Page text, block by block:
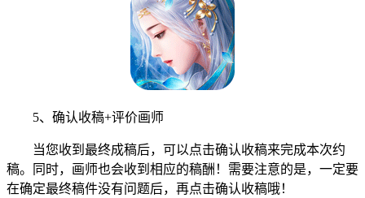
5、确认收稿+评价画师
当您收到最终成稿后，可以点击确认收稿来完成本次约
稿。同时，画师也会收到相应的稿酬！需要注意的是，一定要
在确定最终稿件没有问题后，再点击确认收稿哦！